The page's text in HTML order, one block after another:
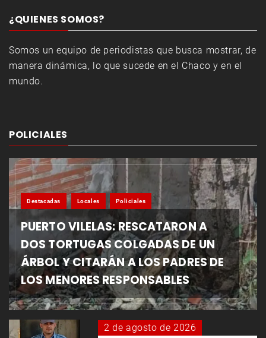
¿QUIENES SOMOS?
Somos un equipo de periodistas que busca mostrar, de
manera dinámica, lo que sucede en el Chaco y en el
mundo.
POLICIALES
Destacadas Locales Policiales
PUERTO VILELAS: RESCATARON A
DOS TORTUGAS COLGADAS DE UN
ÁRBOL Y CITARÁN A LOS PADRES DE
LOS MENORES RESPONSABLES
2 de agosto de 2026